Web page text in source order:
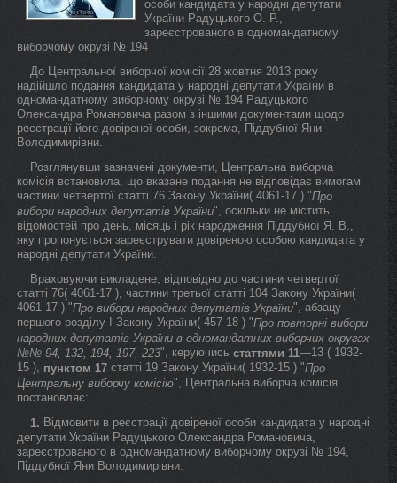
особи кандидата у народні депутати
України Радуцького О. Р.,
зареєстрованого в одномандатному
виборчому окрузі № 194
До Центральної виборчої комісії 28 жовтня 2013 року
надійшло подання кандидата у народні депутати України в
одномандатному виборчому окрузі № 194 Радуцького
Олександра Романовича разом з іншими документами щодо
реєстрації його довіреної особи, зокрема, Піддубної Яни
Володимирівни.
Розглянувши зазначені документи, Центральна виборча
комісія встановила, що вказане подання не відповідає вимогам
частини четвертої статті 76 Закону України( 4061-17 ) "Про
вибори народних депутатів України", оскільки не містить
відомостей про день, місяць і рік народження Піддубної Я. В.,
яку пропонується зареєструвати довіреною особою кандидата у
народні депутати України.
Враховуючи викладене, відповідно до частини четвертої
статті 76( 4061-17 ), частини третьої статті 104 Закону України(
4061-17 ) "Про вибори народних депутатів України", абзацу
першого розділу I Закону України( 457-18 ) "Про повторні вибори
народних депутатів України в одномандатних виборчих округах
№№ 94, 132, 194, 197, 223", керуючись статтями 11—13 ( 1932-
15 ), пунктом 17 статті 19 Закону України( 1932-15 ) "Про
Центральну виборчу комісію", Центральна виборча комісія
постановляє:
1. Відмовити в реєстрації довіреної особи кандидата у народні
депутати України Радуцького Олександра Романовича,
зареєстрованого в одномандатному виборчому окрузі № 194,
Піддубної Яни Володимирівни.